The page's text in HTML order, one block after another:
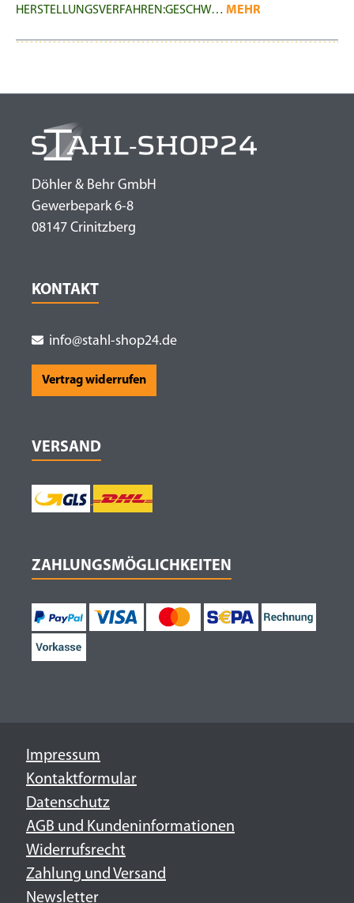
HERSTELLUNGSVERFAHREN:GESCHW… MEHR
Döhler & Behr GmbH
Gewerbepark 6-8
08147 Crinitzberg
KONTAKT
info@stahl-shop24.de
Vertrag widerrufen
VERSAND
ZAHLUNGSMÖGLICHKEITEN
Impressum
Kontaktformular
Datenschutz
AGB und Kundeninformationen
Widerrufsrecht
Zahlung und Versand
Newsletter